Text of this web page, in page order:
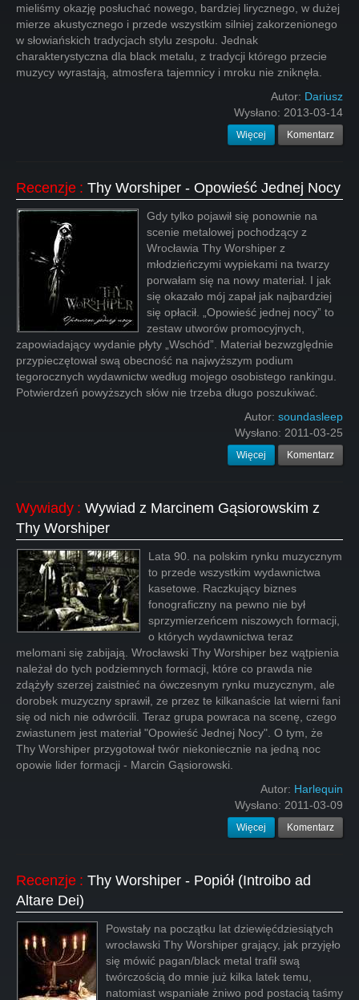
mieliśmy okazję posłuchać nowego, bardziej lirycznego, w dużej
mierze akustycznego i przede wszystkim silniej zakorzenionego
w słowiańskich tradycjach stylu zespołu. Jednak
charakterystyczna dla black metalu, z tradycji którego przecie
muzycy wyrastają, atmosfera tajemnicy i mroku nie zniknęła.
Autor: Dariusz
Wysłano: 2013-03-14
Więcej Komentarz
Recenzje : Thy Worshiper - Opowieść Jednej Nocy
Gdy tylko pojawił się ponownie na
scenie metalowej pochodzący z
Wrocławia Thy Worshiper z
młodzieńczymi wypiekami na twarzy
porwałam się na nowy materiał. I jak
się okazało mój zapał jak najbardziej
się opłacił. „Opowieść jednej nocy” to
zestaw utworów promocyjnych,
zapowiadający wydanie płyty „Wschód”. Materiał bezwzględnie
przypieczętował swą obecność na najwyższym podium
tegorocznych wydawnictw według mojego osobistego rankingu.
Potwierdzeń powyższych słów nie trzeba długo poszukiwać.
Autor: soundasleep
Wysłano: 2011-03-25
Więcej Komentarz
Wywiady : Wywiad z Marcinem Gąsiorowskim z
Thy Worshiper
Lata 90. na polskim rynku muzycznym
to przede wszystkim wydawnictwa
kasetowe. Raczkujący biznes
fonograficzny na pewno nie był
sprzymierzeńcem niszowych formacji,
o których wydawnictwa teraz
melomani się zabijają. Wrocławski Thy Worshiper bez wątpienia
należał do tych podziemnych formacji, które co prawda nie
zdążyły szerzej zaistnieć na ówczesnym rynku muzycznym, ale
dorobek muzyczny sprawił, ze przez te kilkanaście lat wierni fani
się od nich nie odwrócili. Teraz grupa powraca na scenę, czego
zwiastunem jest materiał "Opowieść Jednej Nocy". O tym, że
Thy Worshiper przygotował twór niekoniecznie na jedną noc
opowie lider formacji - Marcin Gąsiorowski.
Autor: Harlequin
Wysłano: 2011-03-09
Więcej Komentarz
Recenzje : Thy Worshiper - Popiół (Introibo ad
Altare Dei)
Powstały na początku lat dziewięćdziesiątych
wrocławski Thy Worshiper grający, jak przyjęło
się mówić pagan/black metal trafił swą
twórczością do mnie już kilka latek temu,
natomiast wspaniałe żniwo pod postacią taśmy